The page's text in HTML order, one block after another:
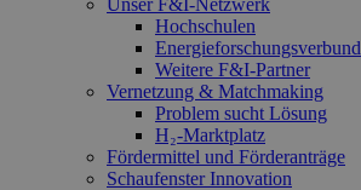
Unser F&I-Netzwerk
Hochschulen
Energie­forschungs­verbund
Weitere F&I-Partner
Vernetzung & Matchmaking
Problem sucht Lösung
H₂-Marktplatz
Fördermittel und Förderanträge
Schaufenster Innovation